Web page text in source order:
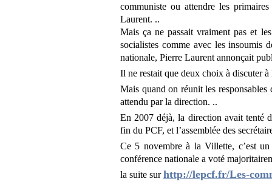
communiste ou attendre les
Laurent. ..
Mais ça ne passait vraiment pas et
socialistes comme avec les insoumis
nationale, Pierre Laurent annonçait
Il ne restait que deux choix à discuter
Mais quand on réunit les
attendu par la direction. ..
En 2007 déjà, la direction avait tenté
fin du PCF, et l’assemblée des
Ce 5 novembre à la Villette, c’est
conférence nationale a voté
la suite surhttp://lepcf.fr/Les-